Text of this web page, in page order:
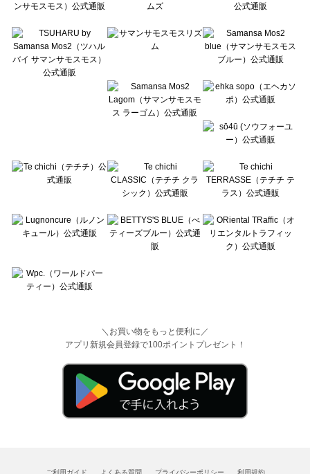
Te chichi CLASSIC（テチチ クラシック）のボトムス一覧
Lugnoncure（ルノンキュール）のボトムス一覧
BETTY'S BLUE（べティーズブルー）のボトムス一覧
Wpc.（ワールドパーティー）のボトムス一覧
＼お買い物をもっと便利に／
アプリ新規会員登録で100ポイントプレゼント！
ご利用ガイド よくある質問 プライバシーポリシー 利用規約